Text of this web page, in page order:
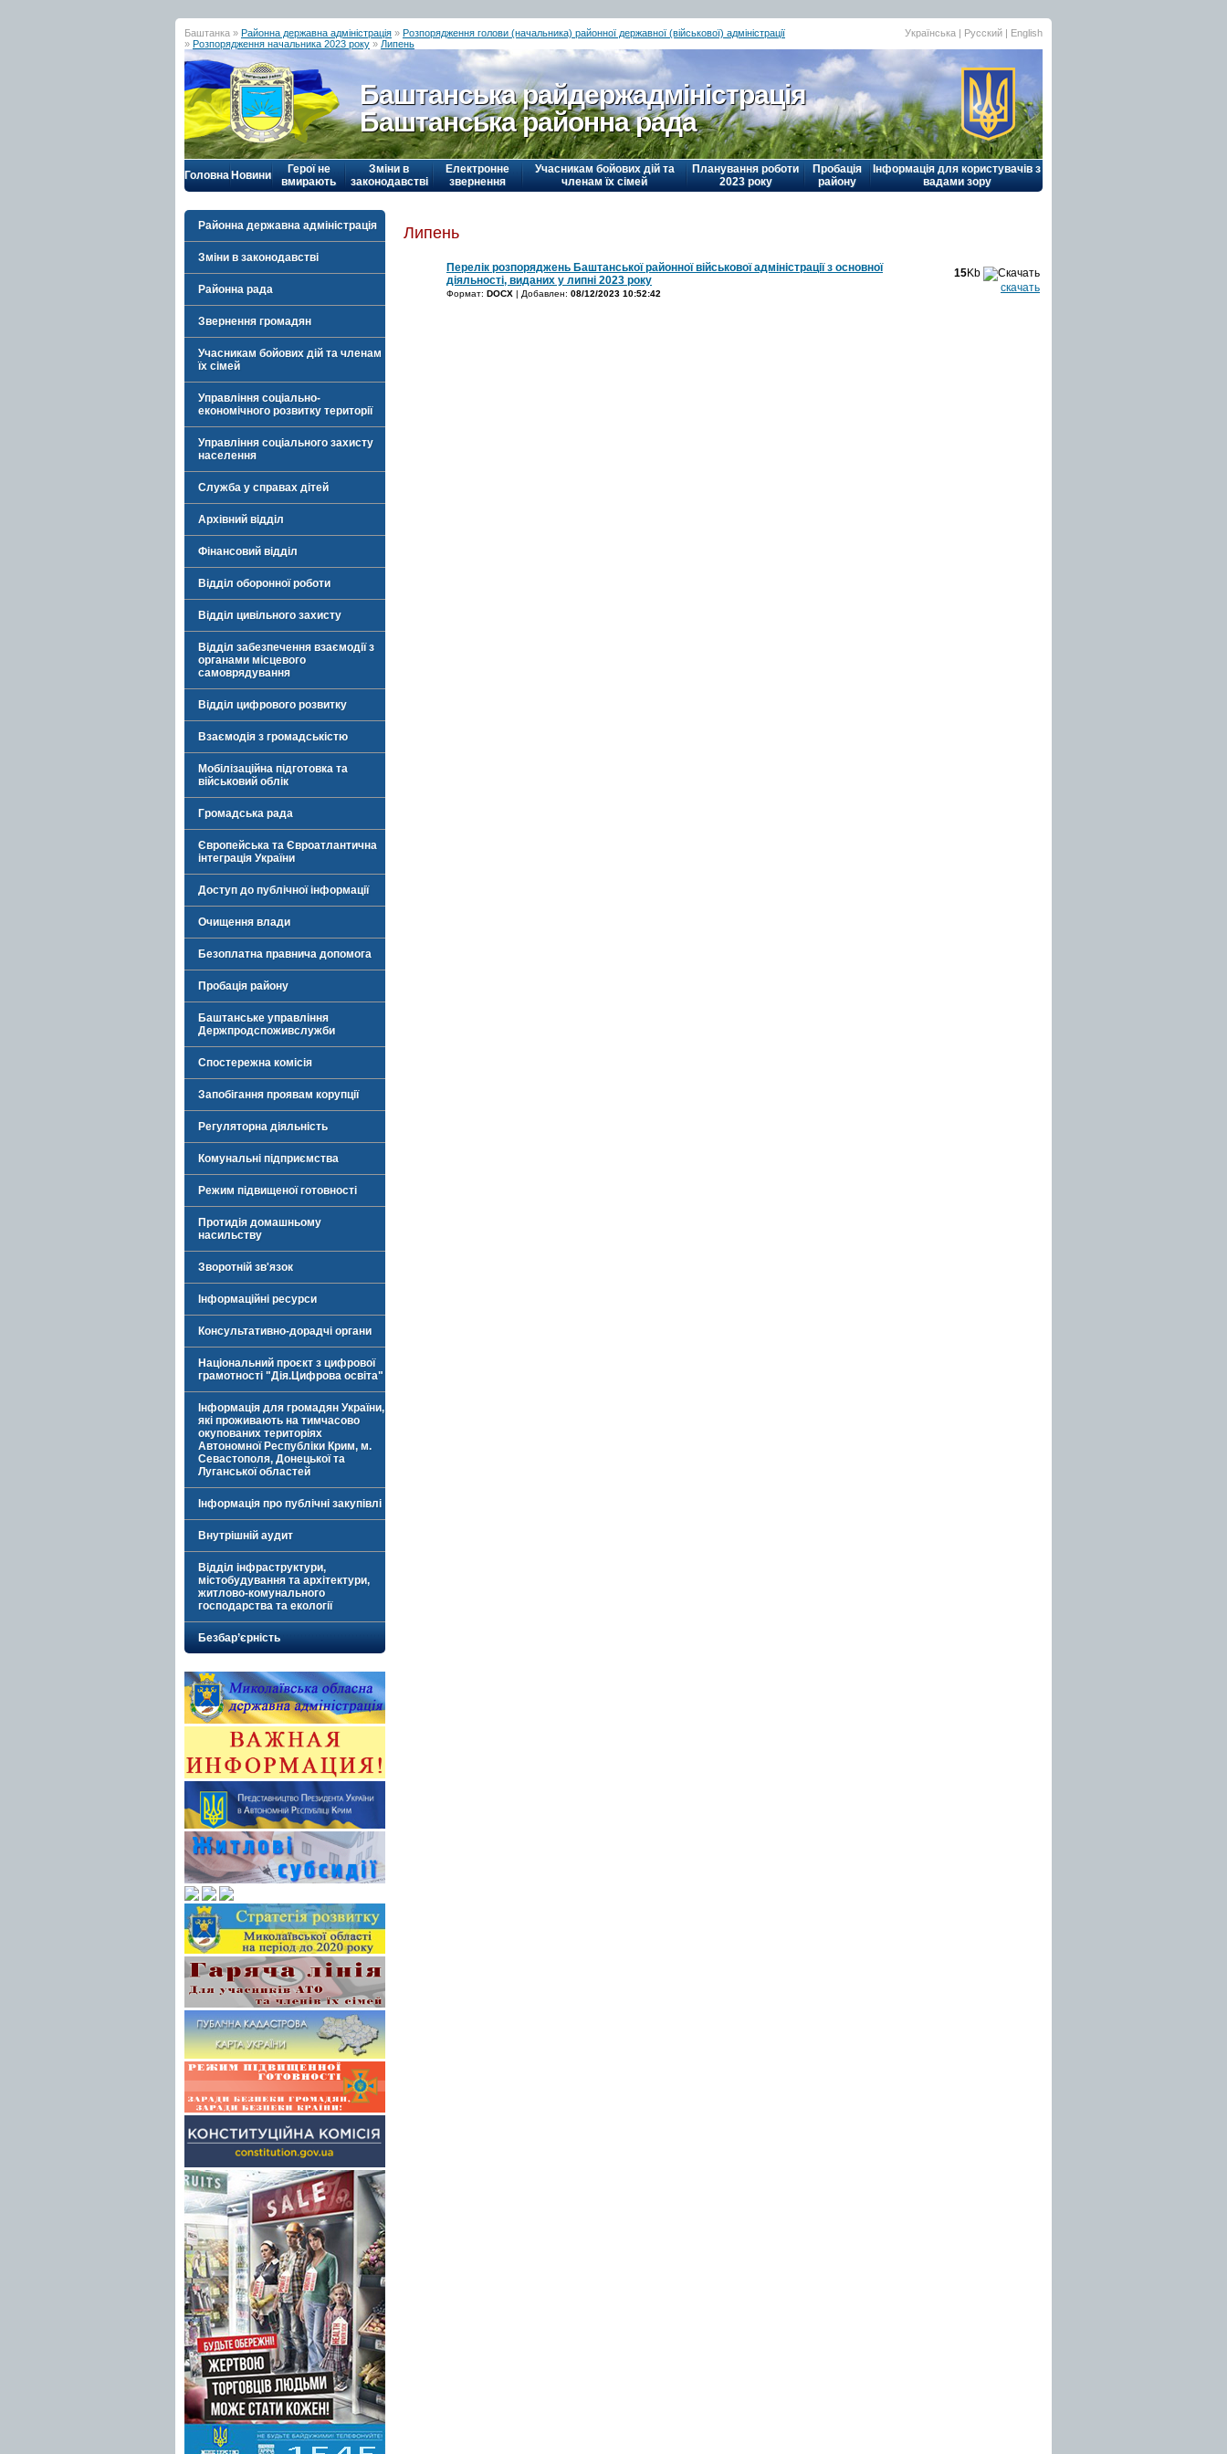
Баштанка » Районна державна адміністрація » Розпорядження голови (начальника) районної державної (військової) адміністрації
» Розпорядження начальника 2023 року » Липень
Українська | Русский | English
Баштанська райдержадміністрація
Баштанська районна рада
Головна Новини
Герої не
вмирають
Зміни в
законодавстві
Електронне
звернення
Учасникам бойових дій та
членам їх сімей
Планування роботи
2023 року
Пробація
району
Інформація для користувачів з
вадами зору
Районна державна адміністрація
Зміни в законодавстві
Районна рада
Звернення громадян
Учасникам бойових дій та членам
їх сімей
Управління соціально-
економічного розвитку території
Управління соціального захисту
населення
Служба у справах дітей
Архівний відділ
Фінансовий відділ
Відділ оборонної роботи
Відділ цивільного захисту
Відділ забезпечення взаємодії з
органами місцевого
самоврядування
Відділ цифрового розвитку
Взаємодія з громадськістю
Мобілізаційна підготовка та
військовий облік
Громадська рада
Європейська та Євроатлантична
інтеграція України
Доступ до публічної інформації
Очищення влади
Безоплатна правнича допомога
Пробація району
Баштанське управління
Держпродспоживслужби
Спостережна комісія
Запобігання проявам корупції
Регуляторна діяльність
Комунальні підприємства
Режим підвищеної готовності
Протидія домашньому
насильству
Зворотній зв'язок
Інформаційні ресурси
Консультативно-дорадчі органи
Національний проєкт з цифрової
грамотності "Дія.Цифрова освіта"
Інформація для громадян України,
які проживають на тимчасово
окупованих територіях
Автономної Республіки Крим, м.
Севастополя, Донецької та
Луганської областей
Інформація про публічні закупівлі
Внутрішній аудит
Відділ інфраструктури,
містобудування та архітектури,
житлово-комунального
господарства та екології
Безбар’єрність
Липень
Перелік розпоряджень Баштанської районної військової адміністрації з основної
діяльності, виданих у липні 2023 року
Формат: DOCX | Добавлен: 08/12/2023 10:52:42
15Kb
скачать